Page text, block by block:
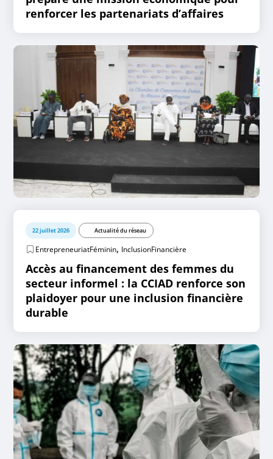
renforcer les partenariats d’affaires
22 juillet 2026 Actualité du réseau
EntrepreneuriatFéminin, InclusionFinancière
Accès au financement des femmes du
secteur informel : la CCIAD renforce son
plaidoyer pour une inclusion financière
durable